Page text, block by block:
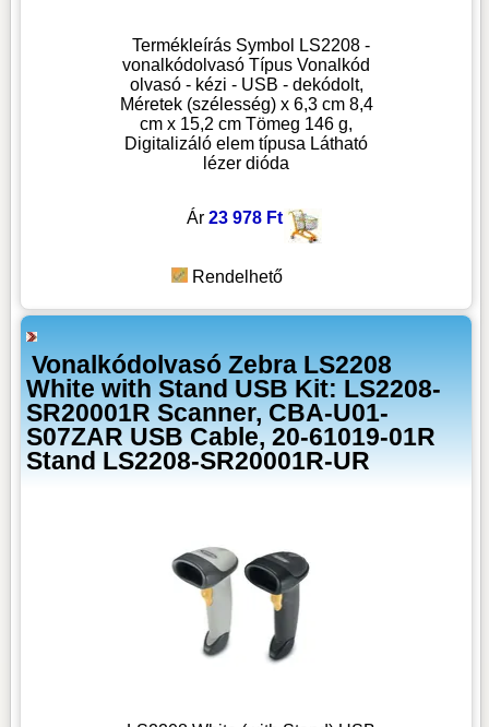
Termékleírás Symbol LS2208 -
vonalkódolvasó Típus Vonalkód
olvasó - kézi - USB - dekódolt,
Méretek (szélesség) x 6,3 cm 8,4
cm x 15,2 cm Tömeg 146 g,
Digitalizáló elem típusa Látható
lézer dióda
Ár 23 978 Ft
Rendelhető
Vonalkódolvasó Zebra LS2208
White with Stand USB Kit: LS2208-
SR20001R Scanner, CBA-U01-
S07ZAR USB Cable, 20-61019-01R
Stand LS2208-SR20001R-UR